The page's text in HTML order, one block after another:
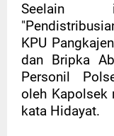
Seelain
KPU
dan Bripka
Personil
oleh Kapolsek
kata Hidayat.